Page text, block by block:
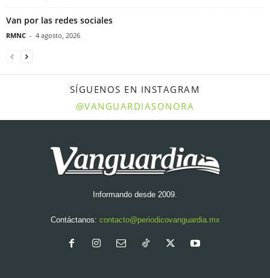
Van por las redes sociales
RMNC - 4 agosto, 2026
SÍGUENOS EN INSTAGRAM
@VANGUARDIASONORA
Informando desde 2009.
Contáctanos: contacto@periodicovanguardia.mx